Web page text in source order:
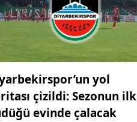
yol
çizildi: Sezonun ilk
evinde çalacak